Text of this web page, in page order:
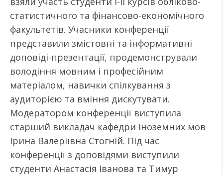
статистичного та фінансово-економічного
факультетів. Учасники конференції
представили змістовні та інформативні
доповіді-презентації, продемонстрували
володіння мовним і професійним
матеріалом, навички спілкування з
аудиторією та вміння дискутувати.
Модератором конференції виступила
старший викладач кафедри іноземних мов
Ірина Валеріївна Стогній. Під час
конференції з доповідями виступили
студенти Анастасія Іванова та Тимур